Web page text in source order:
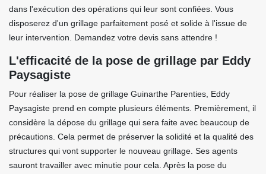
dans l'exécution des opérations qui leur sont confiées. Vous
disposerez d'un grillage parfaitement posé et solide à l'issue de
leur intervention. Demandez votre devis sans attendre !
L'efficacité de la pose de grillage par Eddy
Paysagiste
Pour réaliser la pose de grillage Guinarthe Parenties, Eddy
Paysagiste prend en compte plusieurs éléments. Premièrement, il
considère la dépose du grillage qui sera faite avec beaucoup de
précautions. Cela permet de préserver la solidité et la qualité des
structures qui vont supporter le nouveau grillage. Ses agents
sauront travailler avec minutie pour cela. Après la pose du